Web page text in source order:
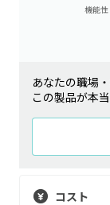
機能性
あなたの職場
この製品が本
コスト